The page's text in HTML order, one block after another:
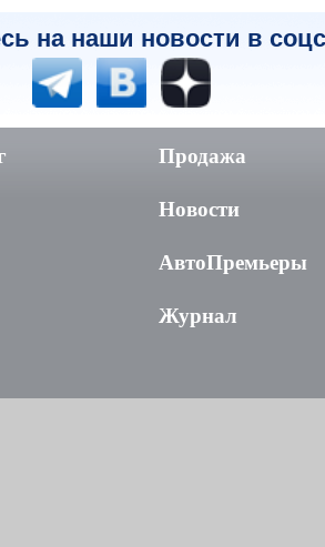
на наши новости в
Продажа
Новости
АвтоПремьеры
Журнал